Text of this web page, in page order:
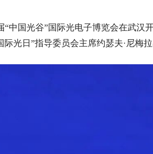
国光谷”国际光电子博览会在武汉
光日”指导委员会主席约瑟夫·尼梅